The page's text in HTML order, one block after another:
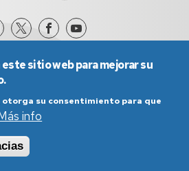
sitio web para mejorar su
otorga su consentimiento para que
info